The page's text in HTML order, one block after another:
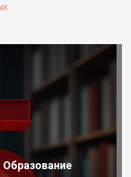
Образование